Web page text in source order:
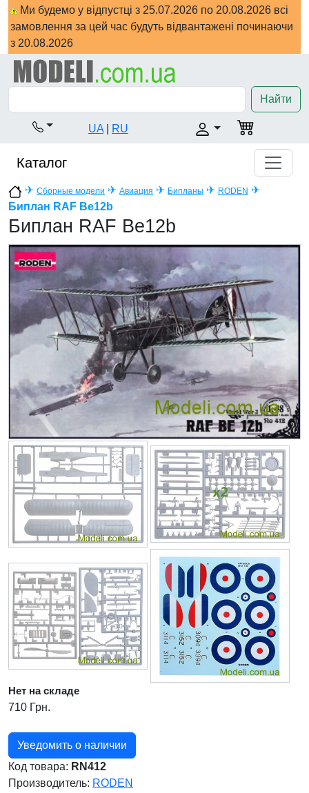
Ми будемо у відпустці з 25.07.2026 по 20.08.2026 всі
замовлення за цей час будуть відвантажені починаючи
з 20.08.2026
Найти
UA RU
Каталог
✈ Сборные модели ✈ Авиация ✈ Бипланы ✈ RODEN ✈
Биплан RAF Be12b
Биплан RAF Be12b
Нет на складе
710 Грн.
Уведомить о наличии
Код товара: RN412
Производитель: RODEN